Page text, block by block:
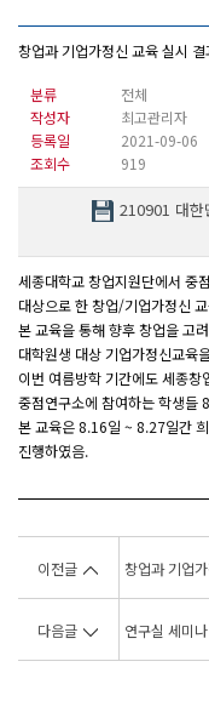
창업과 기업가정신 교육 실시
분류
전체
작성자
최고관리자
등록일
2021-09-06
조회수
919
210901 대한
세종대학교 창업지원단에서 중
대상으로 한 창업/기업가정신
본 교육을 통해 향후 창업을 고
대학원생 대상 기업가정신교육
이번 여름방학 기간에도 세종
중점연구소에 참여하는 학생들
본 교육은 8.16일 ~ 8.27일간
진행하였음.
이전글 창업과 기업
다음글 연구실 세미